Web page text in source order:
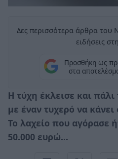
Δες περισσότερα άρθρα του
ειδήσεις
Προσθήκη ως
στα
Η τύχη έκλεισε και πάλι
με έναν τυχερό να κάνει
Το λαχείο που αγόρασε
50.000 ευρώ…